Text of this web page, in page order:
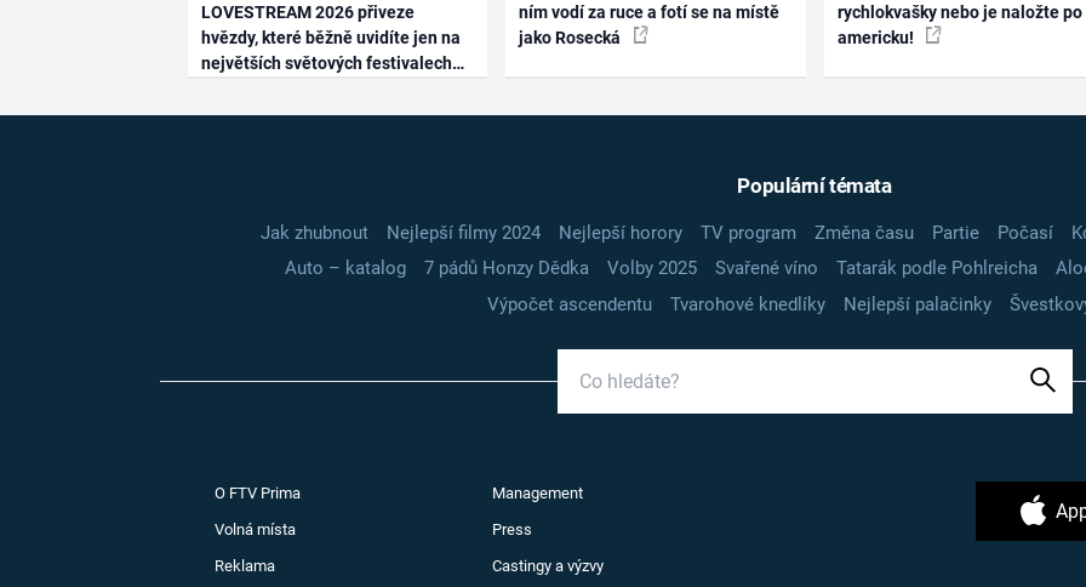
LOVESTREAM 2026 přiveze
hvězdy, které běžně uvidíte jen na
největších světových festivalech
ním vodí za ruce a fotí se na místě
jako Rosecká
rychlokvašky nebo je naložte po
americku!
Populární témata
Jak zhubnout Nejlepší filmy 2024 Nejlepší horory TV program Změna času Partie Počasí
Auto – katalog
7 pádů Honzy Dědka Volby 2025 Svařené víno Tatarák podle Pohlreicha
Výpočet ascendentu
Tvarohové knedlíky Nejlepší palačinky
O FTV Prima Management
Volná místa Press
Reklama Castingy a výzvy